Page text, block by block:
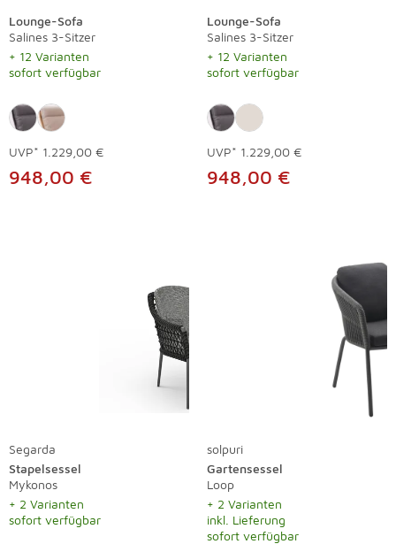
Lounge-Sofa
Salines 3-Sitzer
+ 12 Varianten
sofort verfügbar
UVP* 1.229,00 €
948,00 €
Lounge-Sofa
Salines 3-Sitzer
+ 12 Varianten
sofort verfügbar
UVP* 1.229,00 €
948,00 €
Segarda
Stapelsessel
Mykonos
+ 2 Varianten
sofort verfügbar
solpuri
Gartensessel
Loop
+ 2 Varianten
inkl. Lieferung
sofort verfügbar